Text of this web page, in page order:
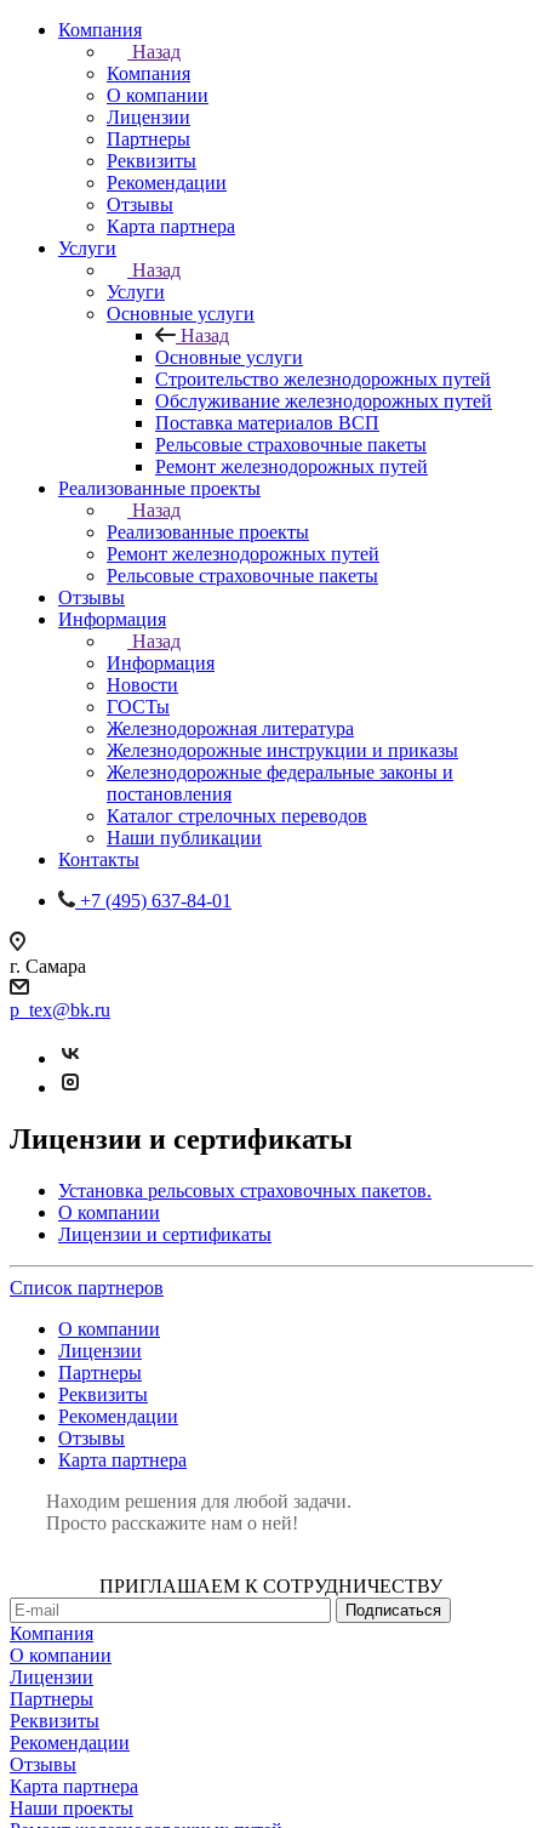
Компания
Назад
Компания
О компании
Лицензии
Партнеры
Реквизиты
Рекомендации
Отзывы
Карта партнера
Услуги
Назад
Услуги
Основные услуги
Назад
Основные услуги
Строительство железнодорожных путей
Обслуживание железнодорожных путей
Поставка материалов ВСП
Рельсовые страховочные пакеты
Ремонт железнодорожных путей
Реализованные проекты
Назад
Реализованные проекты
Ремонт железнодорожных путей
Рельсовые страховочные пакеты
Отзывы
Информация
Назад
Информация
Новости
ГОСТы
Железнодорожная литература
Железнодорожные инструкции и приказы
Железнодорожные федеральные законы и
постановления
Каталог стрелочных переводов
Наши публикации
Контакты
+7 (495) 637-84-01
г. Самара
p_tex@bk.ru
Лицензии и сертификаты
Установка рельсовых страховочных пакетов.
О компании
Лицензии и сертификаты
Список партнеров
О компании
Лицензии
Партнеры
Реквизиты
Рекомендации
Отзывы
Карта партнера
Находим решения для любой задачи.
Просто расскажите нам о ней!
ПРИГЛАШАЕМ К СОТРУДНИЧЕСТВУ
Компания
О компании
Лицензии
Партнеры
Реквизиты
Рекомендации
Отзывы
Карта партнера
Наши проекты